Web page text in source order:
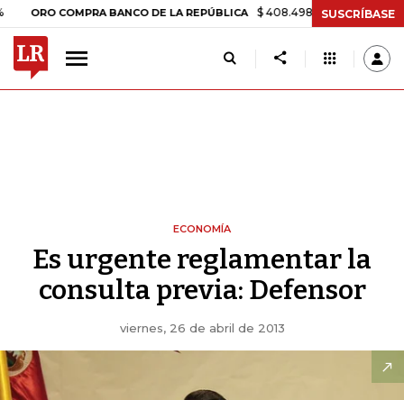
COMPRA BANCO DE LA REPÚBLICA $ 408.498,97 +$ 8.753,81 +2,19%
SUSCRÍBASE
ECONOMÍA
Es urgente reglamentar la
consulta previa: Defensor
viernes, 26 de abril de 2013